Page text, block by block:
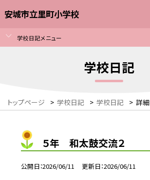
安城市立里町小学校
学校日記メニュー
学校日記
トップページ > 学校日記 > 学校日記 > 詳細
５年 和太鼓交流２
公開日 2026/06/11 更新日 2026/06/11